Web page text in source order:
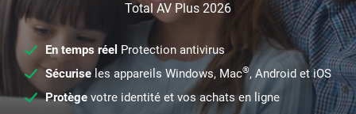
Total AV Plus 2026
En temps réel Protection antivirus
Sécuriseles appareils Windows, Mac®, Android et iOS
Protège votre identité et vos achats en ligne